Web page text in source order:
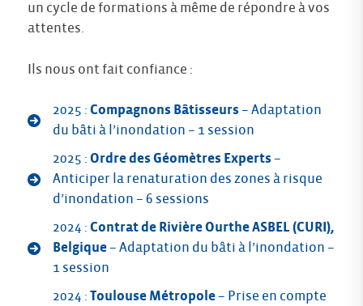
un cycle de formations à même de répondre à vos
attentes.
Ils nous ont fait confiance :
2025 : Compagnons Bâtisseurs – Adaptation
du bâti à l’inondation – 1 session
2025 : Ordre des Géomètres Experts –
Anticiper la renaturation des zones à risque
d’inondation – 6 sessions
2024 : Contrat de Rivière Ourthe ASBEL (CURI),
Belgique – Adaptation du bâti à l’inondation –
1 session
2024 : Toulouse Métropole – Prise en compte